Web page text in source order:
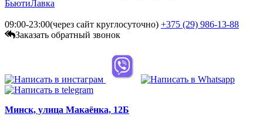
09:00-23:00(через сайт круглосуточно) +375 (29) 986-13-88
Заказать обратный звонок
Минск, улица Макаёнка, 12Б